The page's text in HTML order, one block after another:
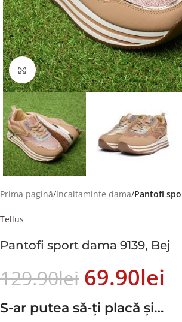
Faceți click pentru a mări
Prima pagină Incaltaminte dama Pantofi
Tellus
Pantofi sport dama 9139, Bej
129.90Lei 69.90Lei
S-ar putea să-ți placă și…